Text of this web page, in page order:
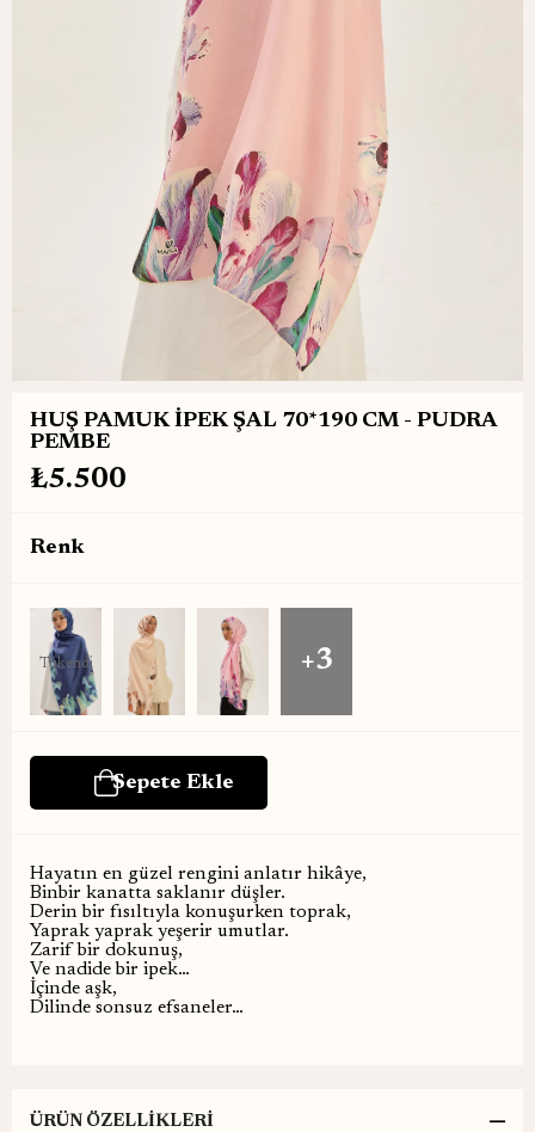
HUŞ PAMUK İPEK ŞAL 70*190 CM - PUDRA
PEMBE
₺5.500
Renk
Tükendi +3
Hayatın en güzel rengini anlatır hikâye,
Binbir kanatta saklanır düşler.
Derin bir fısıltıyla konuşurken toprak,
Yaprak yaprak yeşerir umutlar.
Zarif bir dokunuş,
Ve nadide bir ipek…
İçinde aşk,
Dilinde sonsuz efsaneler…
ÜRÜN ÖZELLIKLERI